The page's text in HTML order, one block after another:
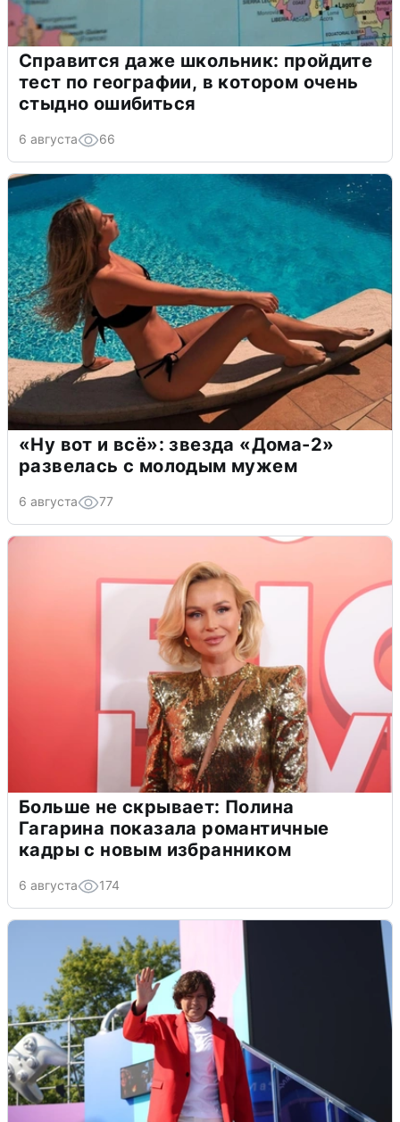
Справится даже школьник: пройдите
тест по географии, в котором очень
стыдно ошибиться
6 августа 66
«Ну вот и всё»: звезда «Дома-2»
развелась с молодым мужем
6 августа 77
Больше не скрывает: Полина
Гагарина показала романтичные
кадры с новым избранником
6 августа 174